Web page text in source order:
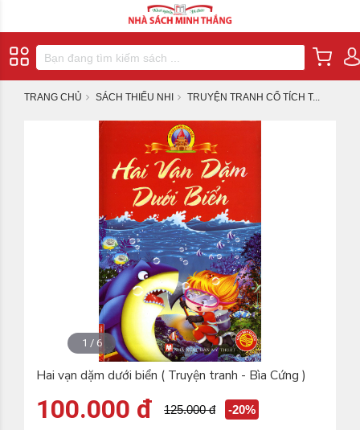
TRANG CHỦ SÁCH THIẾU NHI TRUYỆN TRANH CỔ TÍCH T...
1 / 6
Hai vạn dặm dưới biển ( Truyện tranh - Bìa Cứng )
100.000 đ 125.000 đ -20%